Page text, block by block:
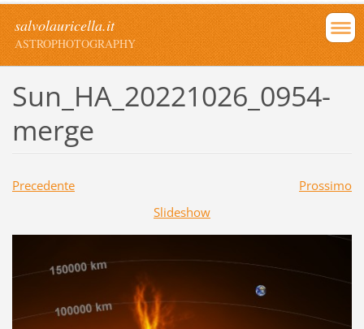
salvolauricella.it
ASTROPHOTOGRAPHY
Sun_HA_20221026_0954-
merge
Precedente
Prossimo
Slideshow